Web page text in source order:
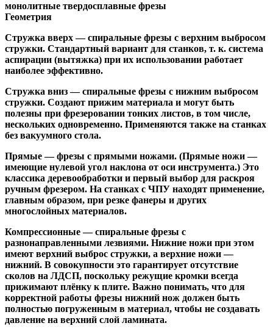
монолитные твердосплавные фрезы
Геометрия
Стружка вверх— спиральные фрезы с верхним выбросом
стружки. Стандартный вариант для станков, т. к. система
аспирации (вытяжка) при их использовании работает
наиболее эффективно.
Стружка вниз— спиральные фрезы с нижним выбросом
стружки. Создают прижим материала и могут быть
полезны при фрезеровании тонких листов, в том числе,
нескольких одновременно. Применяются также на станках
без вакуумного стола.
Прямые— фрезы с прямыми ножами. (Прямые ножи —
имеющие нулевой угол наклона от оси инструмента.) Это
классика деревообработки и первый выбор для раскроя
ручным фрезером. На станках с ЧПУ находят применение,
главным образом, при резке фанеры и других
многослойных материалов.
Компрессионные— спиральные фрезы с
разнонаправленными лезвиями. Нижние ножи при этом
имеют верхний выброс стружки, а верхние ножи —
нижний. В совокупности это гарантирует отсутствие
сколов на ЛДСП, поскольку режущие кромки всегда
прижимают плёнку к плите. Важно понимать, что для
корректной работы фрезы нижний нож должен быть
полностью погруженным в материал, чтобы не создавать
давление на верхний слой ламината.